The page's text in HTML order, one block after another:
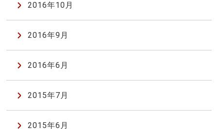
2016年10月
2016年9月
2016年6月
2015年7月
2015年6月